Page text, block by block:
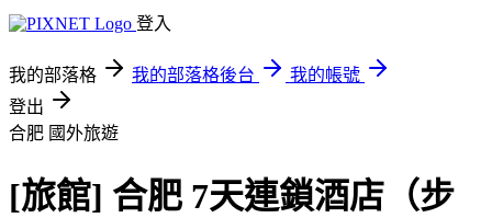
登入
我的部落格 我的部落格後台
我的帳號
登出
合肥 國外旅遊
[旅館] 合肥 7天連鎖酒店（步